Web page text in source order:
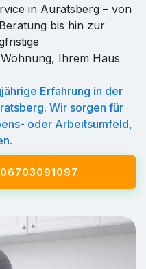
in Auratsberg – von
bis hin zur
Ihrem Haus
Erfahrung in der
Wir sorgen für
oder Arbeitsumfeld,